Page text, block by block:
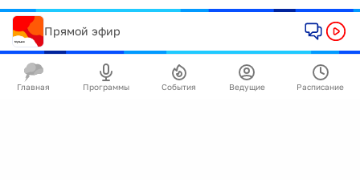
Прямой эфир
Главная Программы События Ведущие Расписание